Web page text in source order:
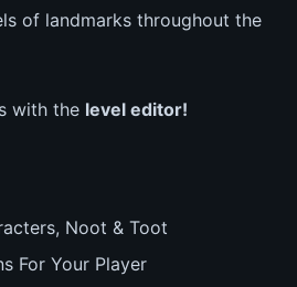
of landmarks throughout the
with the level editor!
Noot & Toot
For Your Player